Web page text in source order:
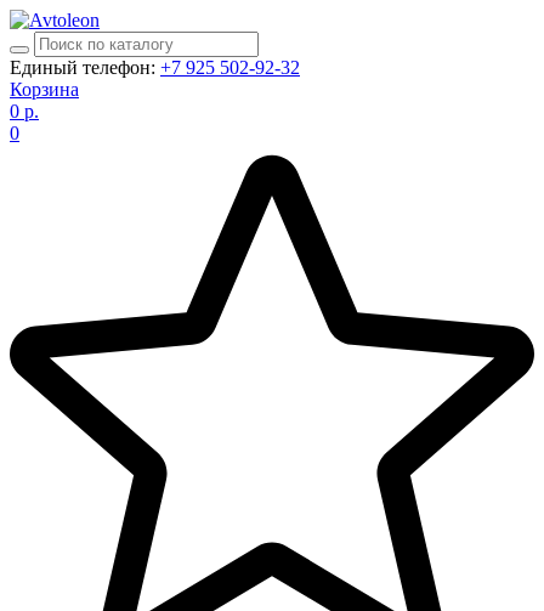
Единый телефон: +7 925 502-92-32
Корзина
0 р.
0